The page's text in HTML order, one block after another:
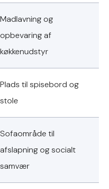
Madlavning og
opbevaring af
køkkenudstyr
Plads til spisebord og
stole
Sofaområde til
afslapning og socialt
samvær